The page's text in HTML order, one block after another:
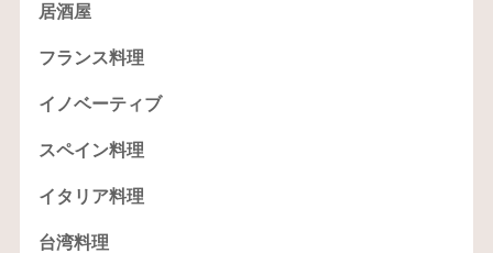
居酒屋
フランス料理
イノベーティブ
スペイン料理
イタリア料理
台湾料理